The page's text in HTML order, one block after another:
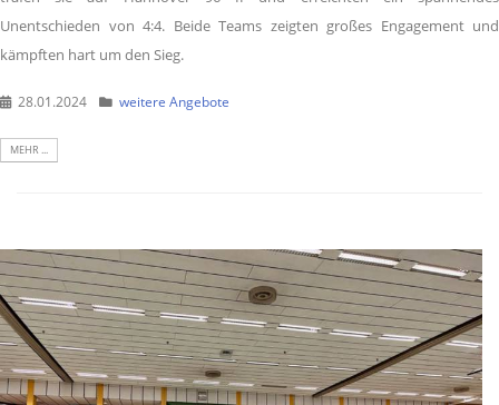
Unentschieden von 4:4. Beide Teams zeigten großes Engagement und
kämpften hart um den Sieg.
28.01.2024 weitere Angebote
MEHR ...